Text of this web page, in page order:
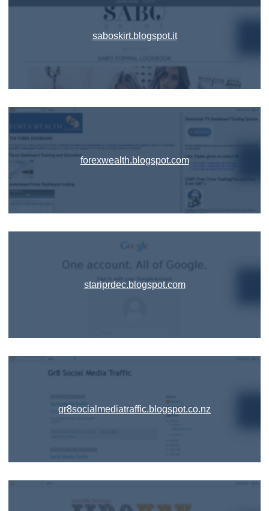
saboskirt.blogspot.it
forexwealth.blogspot.com
stariprdec.blogspot.com
gr8socialmediatraffic.blogspot.co.nz